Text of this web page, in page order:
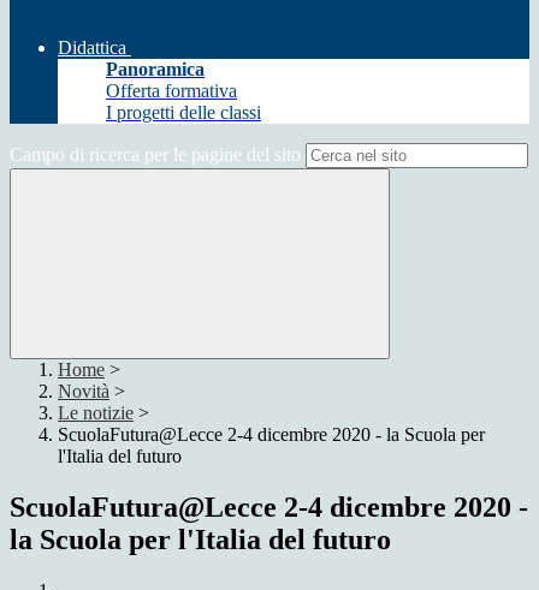
Didattica
Panoramica
Offerta formativa
I progetti delle classi
Campo di ricerca per le pagine del sito
Home >
Novità >
Le notizie >
ScuolaFutura@Lecce 2-4 dicembre 2020 - la Scuola per
l'Italia del futuro
ScuolaFutura@Lecce 2-4 dicembre 2020 -
la Scuola per l'Italia del futuro